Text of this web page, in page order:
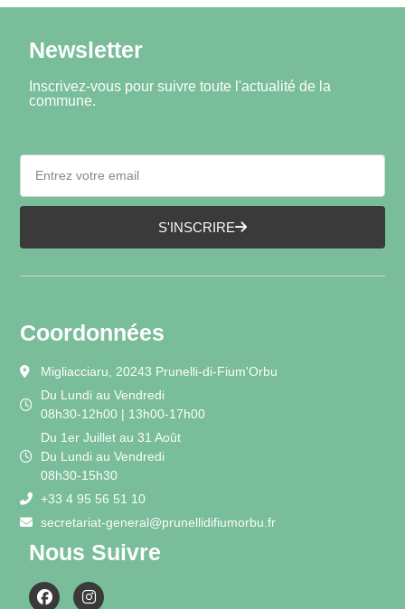
Newsletter
Inscrivez-vous pour suivre toute l'actualité de la
commune.
S'INSCRIRE
Coordonnées
Migliacciaru, 20243 Prunelli-di-Fium'Orbu
Du Lundi au Vendredi
08h30-12h00 | 13h00-17h00
Du 1er Juillet au 31 Août
Du Lundi au Vendredi
08h30-15h30
+33 4 95 56 51 10
secretariat-general@prunellidifiumorbu.fr
Nous Suivre